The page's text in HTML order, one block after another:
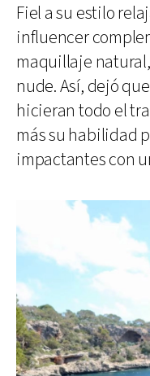
Fiel a su estilo
influencer
maquillaje
nude. Así, dejó
hicieran todo el
más su habilidad
impactantes con